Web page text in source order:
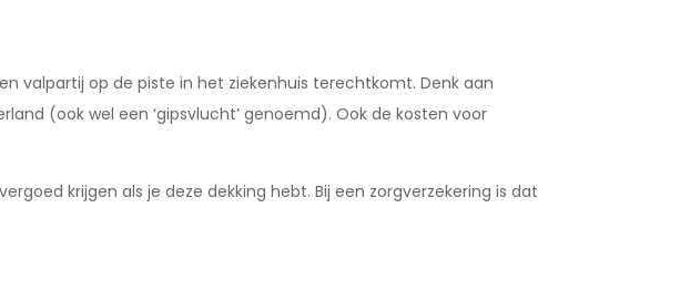
valpartij op de piste in het ziekenhuis terechtkomt. Denk aan
(ook wel een ‘gipsvlucht’ genoemd). Ook de kosten voor
krijgen als je deze dekking hebt. Bij een zorgverzekering is dat